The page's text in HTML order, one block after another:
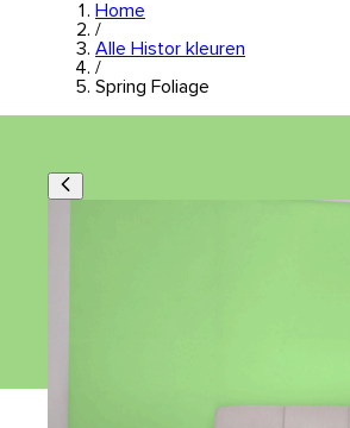
Home
/
Alle Histor kleuren
/
Spring Foliage